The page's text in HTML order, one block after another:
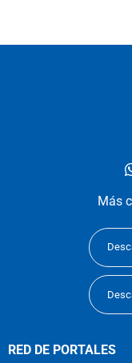
Más
RED DE PORTALES